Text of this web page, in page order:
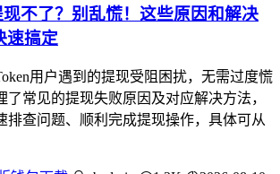
不了？别乱慌！这些原因和解决
速搞定
用户遇到的提现受阻困扰，无需过度慌
了常见的提现失败原因及对应解决方法，
排查问题、顺利完成提现操作，具体可从